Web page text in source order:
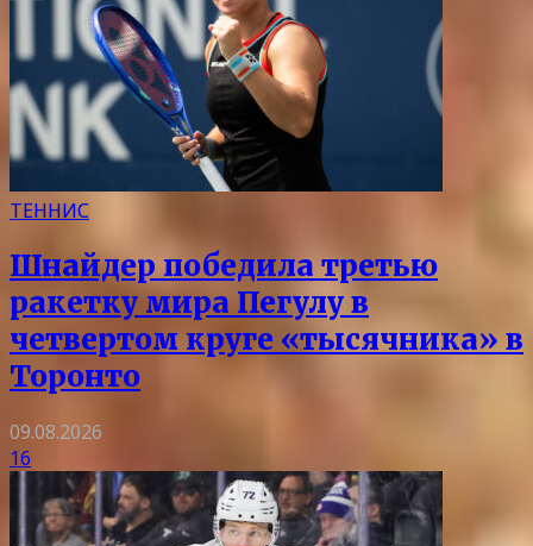
ТЕННИС
Шнайдер победила третью
ракетку мира Пегулу в
четвертом круге «тысячника» в
Торонто
09.08.2026
16